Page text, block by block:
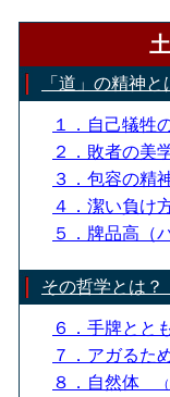
「道」の精神
１．自己犠牲
２．敗者の美
３．包容の精
４．潔い負け
５．牌品高（
その哲学とは？
６．手牌とと
７．アガるた
８．自然体